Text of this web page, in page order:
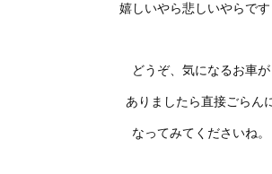
嬉しいやら悲しいやらです
どうぞ、気になるお車が
ありましたら直接ごらん
なってみてくださいね。